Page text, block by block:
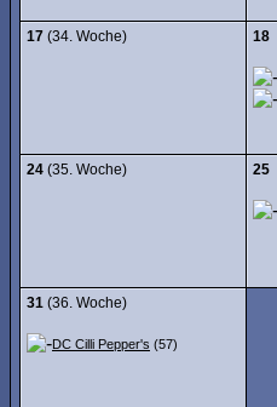
17 (34. Woche) 18
24 (35. Woche) 25
31 (36. Woche)
DC Cilli Pepper's (57)